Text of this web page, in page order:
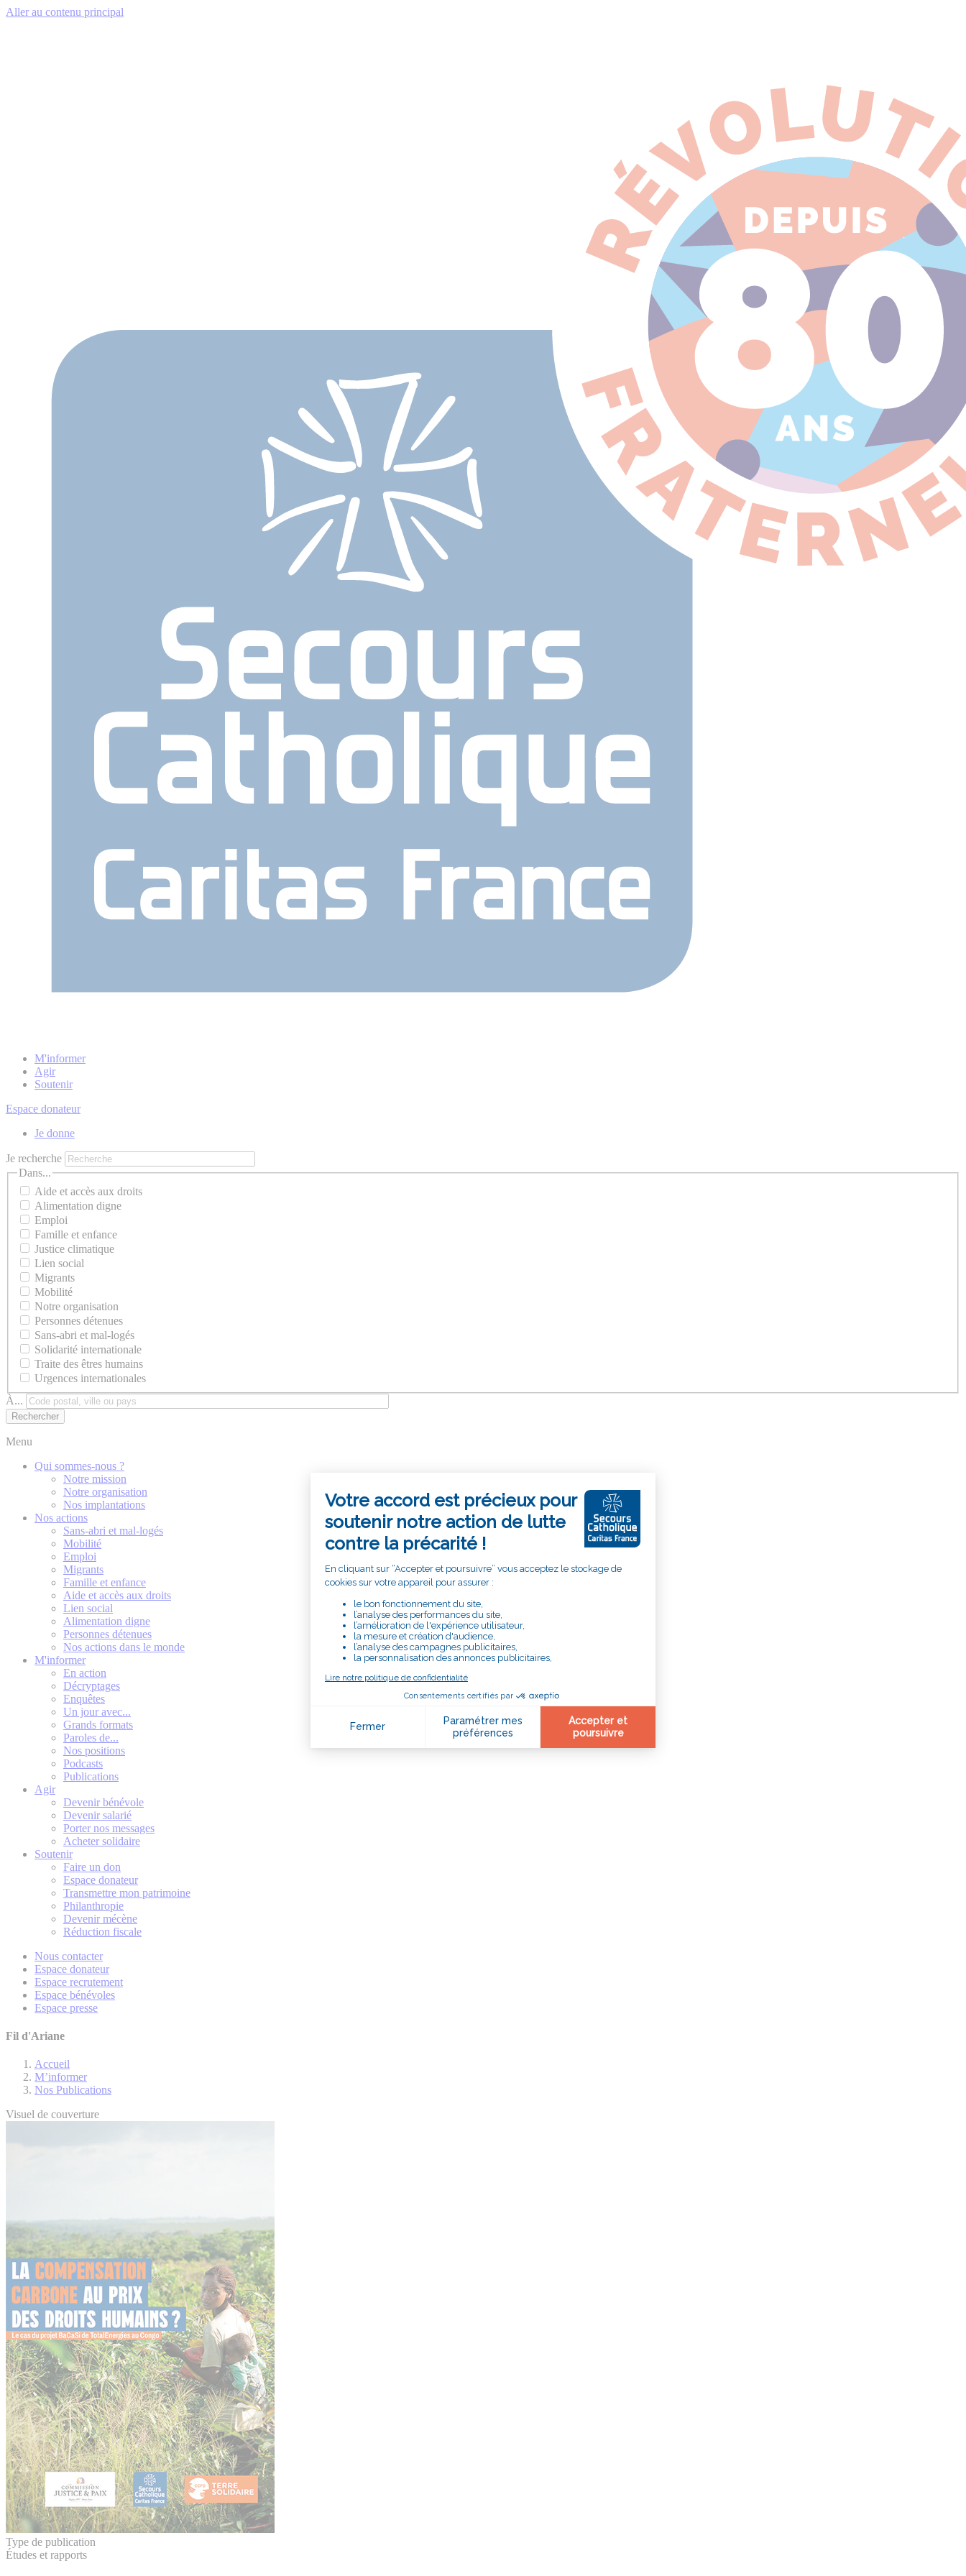
Aller au contenu principal
M'informer
Agir
Soutenir
Espace donateur
Je donne
Je recherche
Dans...
Aide et accès aux droits
Alimentation digne
Emploi
Famille et enfance
Justice climatique
Lien social
Migrants
Mobilité
Notre organisation
Personnes détenues
Sans-abri et mal-logés
Solidarité internationale
Traite des êtres humains
Urgences internationales
À...
Menu
Qui sommes-nous ?
Notre mission
Notre organisation
Nos implantations
Nos actions
Sans-abri et mal-logés
Mobilité
Emploi
Migrants
Famille et enfance
Aide et accès aux droits
Lien social
Alimentation digne
Personnes détenues
Nos actions dans le monde
M'informer
En action
Décryptages
Enquêtes
Un jour avec...
Grands formats
Paroles de...
Nos positions
Podcasts
Publications
Agir
Devenir bénévole
Devenir salarié
Porter nos messages
Acheter solidaire
Soutenir
Faire un don
Espace donateur
Transmettre mon patrimoine
Philanthropie
Devenir mécène
Réduction fiscale
Nous contacter
Espace donateur
Espace recrutement
Espace bénévoles
Espace presse
Fil d'Ariane
Accueil
M’informer
Nos Publications
Visuel de couverture
Type de publication
Études et rapports